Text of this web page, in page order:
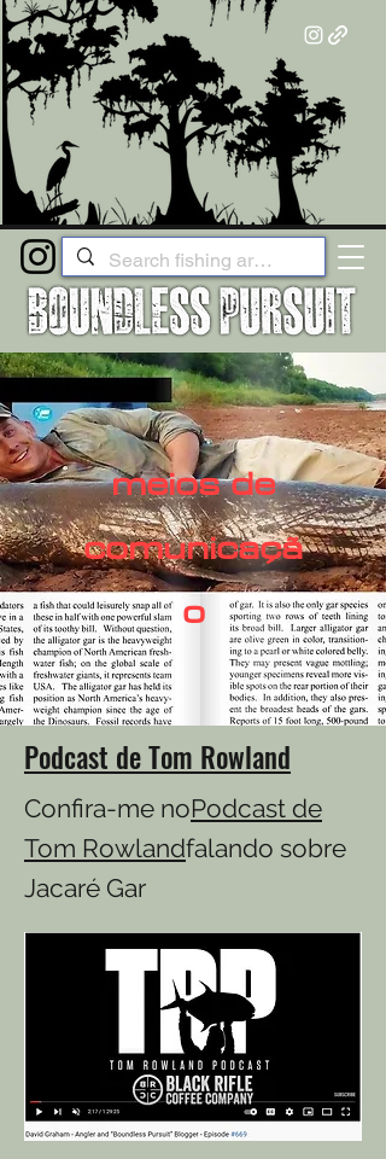
meios de
comunicaçã
o
Podcast de Tom Rowland
Confira-me noPodcast de
Tom Rowlandfalando sobre
Jacaré Gar